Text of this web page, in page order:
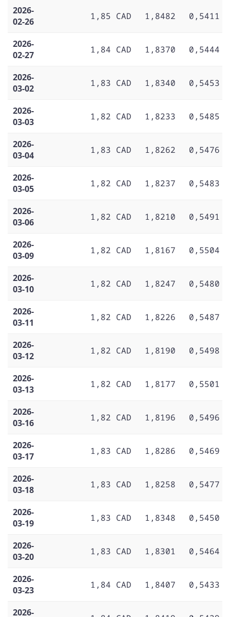
2026-
02-26
1,85 CAD 1,8482 0,5411
2026-
02-27
1,84 CAD 1,8370 0,5444
2026-
03-02
1,83 CAD 1,8340 0,5453
2026-
03-03
1,82 CAD 1,8233 0,5485
2026-
03-04
1,83 CAD 1,8262 0,5476
2026-
03-05
1,82 CAD 1,8237 0,5483
2026-
03-06
1,82 CAD 1,8210 0,5491
2026-
03-09
1,82 CAD 1,8167 0,5504
2026-
03-10
1,82 CAD 1,8247 0,5480
2026-
03-11
1,82 CAD 1,8226 0,5487
2026-
03-12
1,82 CAD 1,8190 0,5498
2026-
03-13
1,82 CAD 1,8177 0,5501
2026-
03-16
1,82 CAD 1,8196 0,5496
2026-
03-17
1,83 CAD 1,8286 0,5469
2026-
03-18
1,83 CAD 1,8258 0,5477
2026-
03-19
1,83 CAD 1,8348 0,5450
2026-
03-20
1,83 CAD 1,8301 0,5464
2026-
03-23
1,84 CAD 1,8407 0,5433
2026-